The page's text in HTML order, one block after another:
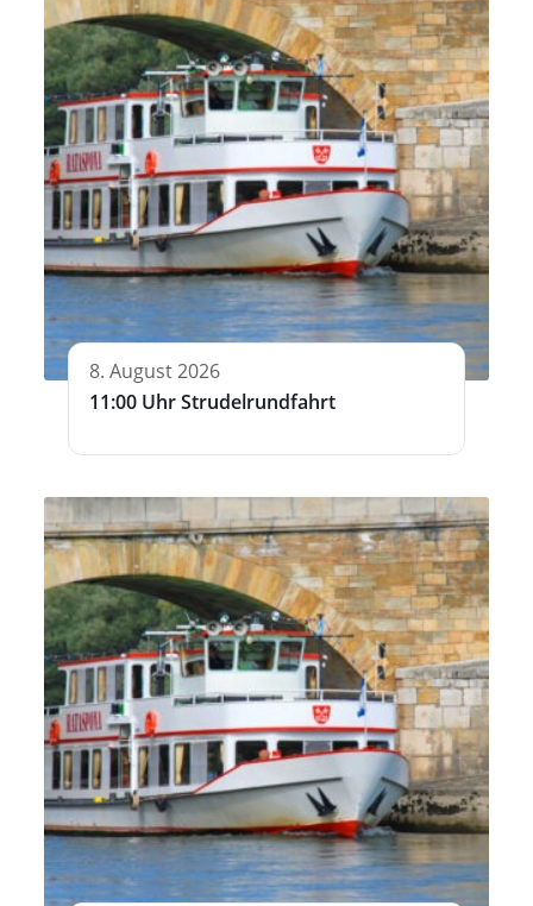
8. August 2026
11:00 Uhr Strudelrundfahrt